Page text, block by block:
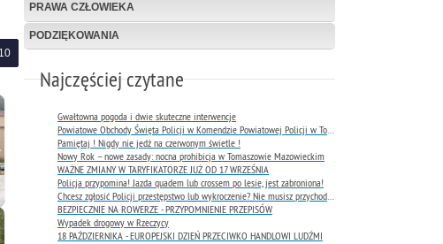
PRAWA CZŁOWIEKA
PODZIĘKOWANIA
Najczęściej czytane
Gwałtowna pogoda i dwie skuteczne interwencje
Powiatowe Obchody Święta Policji w Komendzie Powiatowej Policji w Tomaszowie Mazowieckim
Pamiętaj ! Nigdy nie jedź na czerwonym świetle !
Nowy Rok – nowe zasady: nocna prohibicja w Tomaszowie Mazowieckim
WAŻNE ZMIANY W TARYFIKATORZE JUŻ OD 17 WRZEŚNIA
Policja przypomina! Jazda quadem lub crossem po lesie, jest zabroniona!
Chcesz zgłosić Policji przestępstwo lub wykroczenie? Nie musisz przychodzić do komendy !
BEZPIECZNIE NA ROWERZE - PRZYPOMNIENIE PRZEPISÓW
Wypadek drogowy w Rzeczycy
18 PAŹDZIERNIKA - EUROPEJSKI DZIEŃ PRZECIWKO HANDLOWI LUDŹMI